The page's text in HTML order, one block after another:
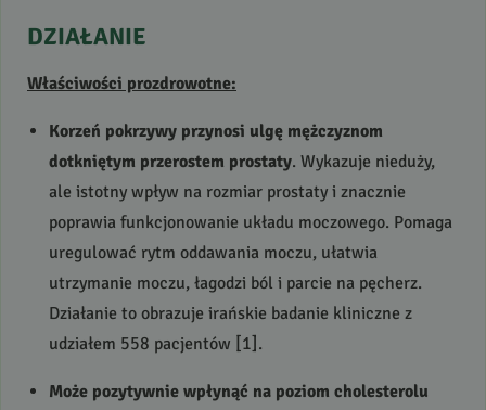
DZIAŁANIE
Właściwości prozdrowotne:
Korzeń pokrzywy przynosi ulgę mężczyznom
dotkniętym przerostem prostaty. Wykazuje nieduży,
ale istotny wpływ na rozmiar prostaty i znacznie
poprawia funkcjonowanie układu moczowego. Pomaga
uregulować rytm oddawania moczu, ułatwia
utrzymanie moczu, łagodzi ból i parcie na pęcherz.
Działanie to obrazuje irańskie badanie kliniczne z
udziałem 558 pacjentów [1].
Może pozytywnie wpłynąć na poziom cholesterolu